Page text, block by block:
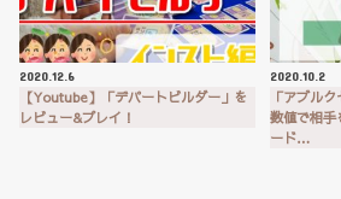
2020.12.6
【Youtube】「デパートビルダー」を
レビュー&プレイ！
2020.10.2
「アブル
数値で相手
ード…